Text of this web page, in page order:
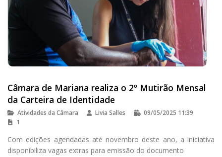
Câmara de Mariana realiza o 2º Mutirão Mensal
da Carteira de Identidade
Atividades da Câmara Livia Salles
09/05/2025 11:39
1
Com edições agendadas até novembro deste ano, a iniciativa
disponibiliza vagas extras para emissão do documento